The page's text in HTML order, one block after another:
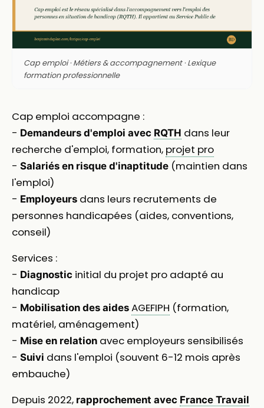
Cap emploi · Métiers & accompagnement · Lexique
formation professionnelle
Cap emploi accompagne :
- Demandeurs d'emploi avec RQTH dans leur
recherche d'emploi, formation, projet pro
- Salariés en risque d'inaptitude (maintien dans
l'emploi)
- Employeurs dans leurs recrutements de
personnes handicapées (aides, conventions,
conseil)
Services :
- Diagnostic initial du projet pro adapté au
handicap
- Mobilisation des aides AGEFIPH (formation,
matériel, aménagement)
- Mise en relation avec employeurs sensibilisés
- Suivi dans l'emploi (souvent 6-12 mois après
embauche)
Depuis 2022, rapprochement avec France Travail